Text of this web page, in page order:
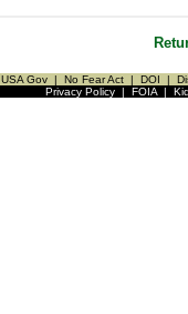
USA Gov | No Fear Act | DOI |
Privacy Policy| FOIA|